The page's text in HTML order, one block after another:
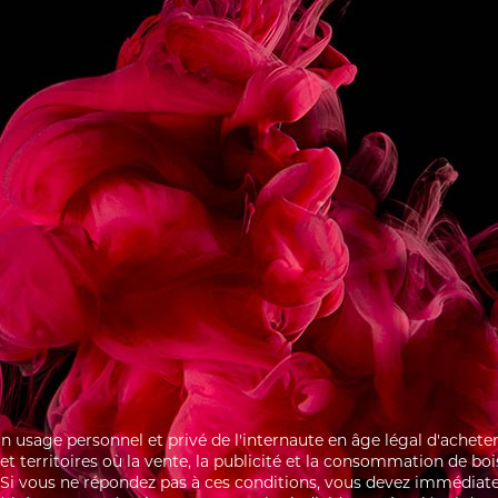
usage personnel et privé de l'internaute en âge légal
territoires où la vente, la publicité et la consommation de
vous ne répondez pas à ces conditions, vous devez
the ingredients into the glass in the
and serve.